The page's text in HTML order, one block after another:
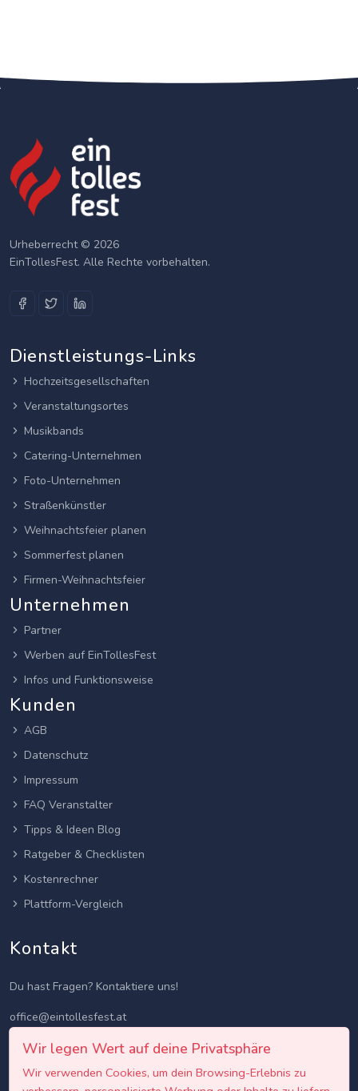
Urheberrecht © 2026
EinTollesFest. Alle Rechte vorbehalten.
Dienstleistungs-Links
Hochzeitsgesellschaften
Veranstaltungsortes
Musikbands
Catering-Unternehmen
Foto-Unternehmen
Straßenkünstler
Weihnachtsfeier planen
Sommerfest planen
Firmen-Weihnachtsfeier
Unternehmen
Partner
Werben auf EinTollesFest
Infos und Funktionsweise
Kunden
AGB
Datenschutz
Impressum
FAQ Veranstalter
Tipps & Ideen Blog
Ratgeber & Checklisten
Kostenrechner
Plattform-Vergleich
Kontakt
Du hast Fragen? Kontaktiere uns!
office@eintollesfest.at
Wir legen Wert auf deine Privatsphäre
Wir verwenden Cookies, um dein Browsing-Erlebnis zu